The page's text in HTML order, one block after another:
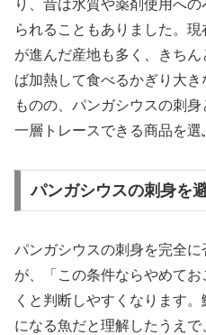
り、昔は水質や薬剤使用へ
られることもありました。
が進んだ産地も多く、きち
ば加熱して食べるかぎり大
ものの、パンガシウスの刺
一層トレースできる商品を選
パンガシウスの刺身を
パンガシウスの刺身を完全
が、「この条件ならやめて
くと判断しやすくなります
になる魚だと理解したうえ